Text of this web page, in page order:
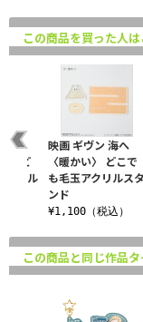
この商品を買った人
へ
〉 ど
クリル
映画 ギヴン 海へ
〈暖かい〉 どこで
も毛玉アクリルスタ
ンド
¥1,100（税込）
この商品と同じ作品